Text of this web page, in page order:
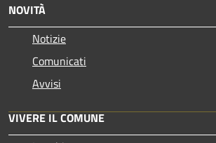
NOVITÀ
Notizie
Comunicati
Avvisi
VIVERE IL COMUNE